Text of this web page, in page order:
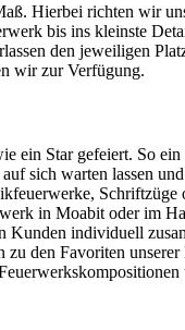
Hierbei richten wir
bis ins kleinste
den jeweiligen
wir zur Verfügung.
ein Star gefeiert. So
sich warten lassen
in Moabit oder im
Kunden individuell
den Favoriten